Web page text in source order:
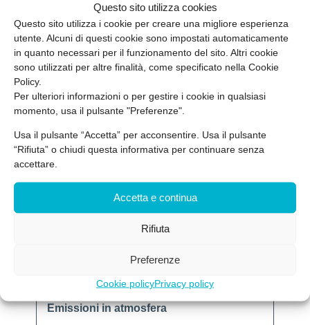
Questo sito utilizza cookies
Questo sito utilizza i cookie per creare una migliore esperienza
utente. Alcuni di questi cookie sono impostati automaticamente
in quanto necessari per il funzionamento del sito. Altri cookie
sono utilizzati per altre finalità, come specificato nella Cookie
Policy.
Per ulteriori informazioni o per gestire i cookie in qualsiasi
momento, usa il pulsante "Preferenze".
Usa il pulsante “Accetta” per acconsentire. Usa il pulsante
“Rifiuta” o chiudi questa informativa per continuare senza
accettare.
Accetta e continua
Rifiuta
Preferenze
Cookie policyPrivacy policy
Ti accompagniamo nellaprogettazionedi un
realmente efficace, che unisca benessere, fiscalità
vantaggiosa e risultati concreti. Richiedi unaconsulenza
gratuitae scopri quanto può crescere la tua impresa
partendo dalle persone
Ultimi post
Emissioni in atmosfera